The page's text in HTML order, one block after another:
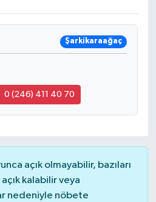
Şarkikaraağaç
0 (246) 411 40 70
açık olmayabilir, bazıları
kalabilir veya
nedeniyle nöbete